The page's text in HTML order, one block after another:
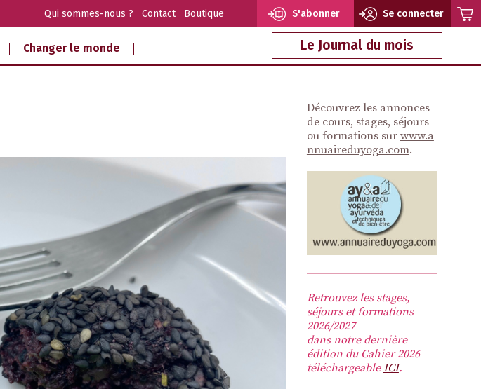
Qui sommes-nous ? Contact Boutique S'abonner Se connecter
Changer le monde Le Journal du mois
Découvrez les annonces
de cours, stages, séjours
ou formations sur www.a
nnuaireduyoga.com.
Retrouvez les stages,
séjours et formations
2026/2027
dans notre dernière
édition du Cahier 2026
téléchargeableICI.